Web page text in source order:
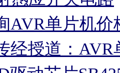
AVR单片机
经授道：